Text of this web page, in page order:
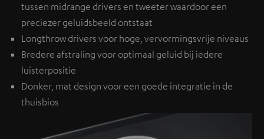
tussen midrange drivers en tweeter waardoor een
preciezer geluidsbeeld ontstaat
Longthrow drivers voor hoge, vervormingsvrije niveaus
Bredere afstraling voor optimaal geluid bij iedere
luisterpositie
Donker, mat design voor een goede integratie in de
thuisbios